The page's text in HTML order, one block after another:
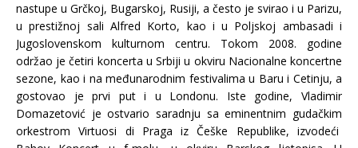
nastupe u Grčkoj, Bugarskoj, Rusiji, a često je svirao i u Parizu,
u prestižnoj sali Alfred Korto, kao i u Poljskoj ambasadi i
Jugoslovenskom kulturnom centru. Tokom 2008. godine
održao je četiri koncerta u Srbiji u okviru Nacionalne koncertne
sezone, kao i na međunarodnim festivalima u Baru i Cetinju, a
gostovao je prvi put i u Londonu. Iste godine, Vladimir
Domazetović je ostvario saradnju sa eminentnim gudačkim
orkestrom Virtuosi di Praga iz Češke Republike, izvodeći